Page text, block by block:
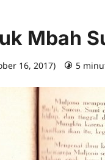
Mbah
16, 2017) 5